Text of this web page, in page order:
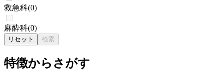
救急科(0)
麻酔科(0)
リセット 検索
特徴からさがす